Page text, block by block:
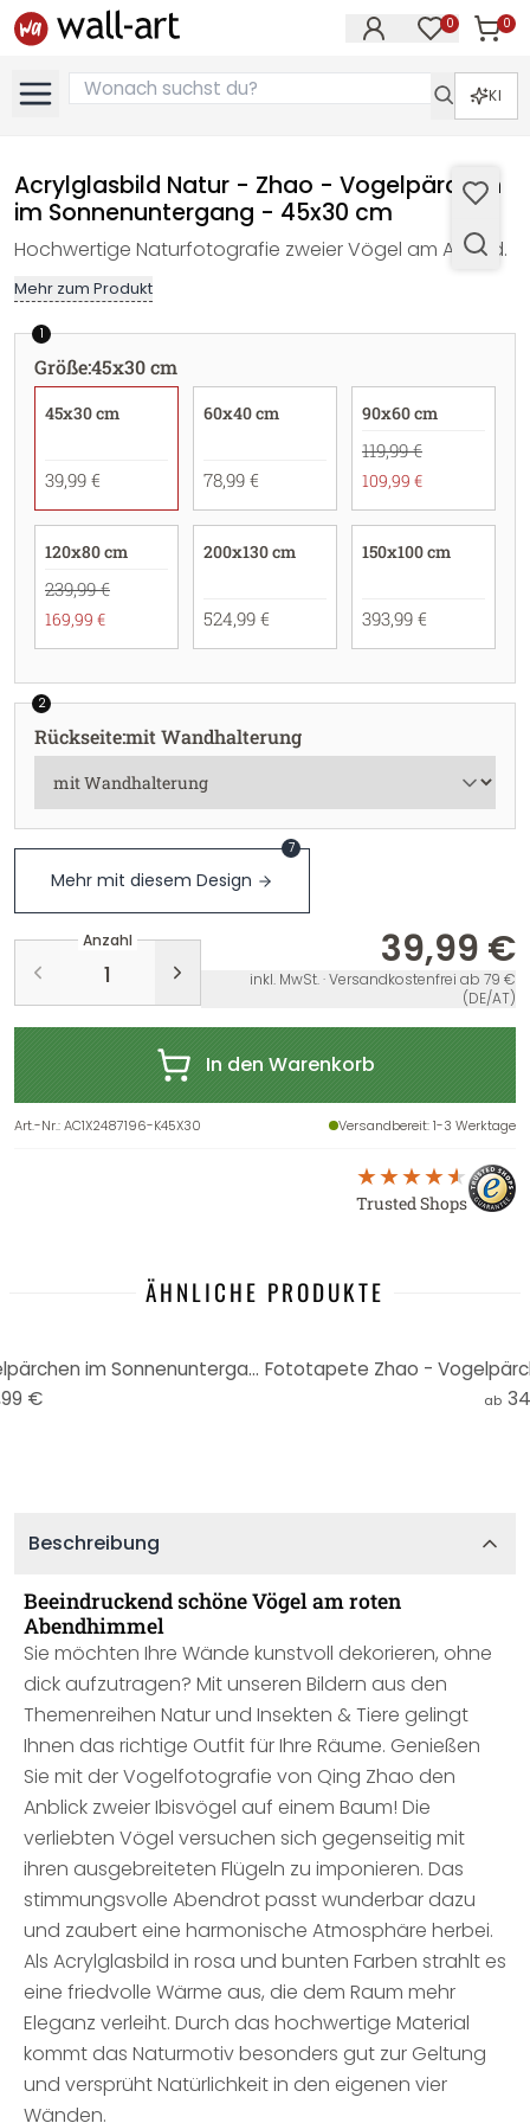
0 0
KI
Acrylglasbild Natur - Zhao - Vogelpärchen
im Sonnenuntergang - 45x30 cm
Hochwertige Naturfotografie zweier Vögel am Abend.
Mehr zum Produkt
1
Größe:45x30 cm
45x30 cm
39,99 €
60x40 cm
78,99 €
90x60 cm
119,99 €
109,99 €
120x80 cm
239,99 €
169,99 €
200x130 cm
524,99 €
150x100 cm
393,99 €
2
Rückseite:mit Wandhalterung
Mehr mit diesem Design
7
Anzahl 39,99 €
inkl. MwSt. · Versandkostenfrei ab 79 €
(DE/AT)
In den Warenkorb
Art.-Nr.:AC1X2487196-K45X30 Versandbereit: 1-3 Werktage
Trusted Shops
ÄHNLICHE PRODUKTE
Rundes Wandbild Zhao - Vogelpärchen im Sonnenuntergang - Alu-Dibond
€
ab
Beschreibung
Beeindruckend schöne Vögel am roten
Abendhimmel
Sie möchten Ihre Wände kunstvoll dekorieren, ohne
dick aufzutragen? Mit unseren Bildern aus den
Themenreihen Natur und Insekten & Tiere gelingt
Ihnen das richtige Outfit für Ihre Räume. Genießen
Sie mit der Vogelfotografie von Qing Zhao den
Anblick zweier Ibisvögel auf einem Baum! Die
verliebten Vögel versuchen sich gegenseitig mit
ihren ausgebreiteten Flügeln zu imponieren. Das
stimmungsvolle Abendrot passt wunderbar dazu
und zaubert eine harmonische Atmosphäre herbei.
Als Acrylglasbild in rosa und bunten Farben strahlt es
eine friedvolle Wärme aus, die dem Raum mehr
Eleganz verleiht. Durch das hochwertige Material
kommt das Naturmotiv besonders gut zur Geltung
und versprüht Natürlichkeit in den eigenen vier
Wänden.